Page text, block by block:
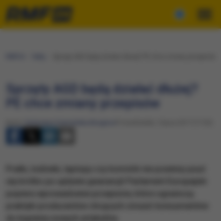
Sprzęty AGD będą działać dłużej?
PE chce zmiany przepisów